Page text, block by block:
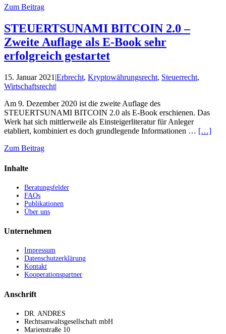
Zum Beitrag
STEUERTSUNAMI BITCOIN 2.0 –
Zweite Auflage als E-Book sehr
erfolgreich gestartet
15. Januar 2021 |Erbrecht, Kryptowährungsrecht, Steuerrecht,
Wirtschaftsrecht|
Am 9. Dezember 2020 ist die zweite Auflage des
STEUERTSUNAMI BITCOIN 2.0 als E-Book erschienen. Das
Werk hat sich mittlerweile als Einsteigerliteratur für Anleger
etabliert, kombiniert es doch grundlegende Informationen … […]
Zum Beitrag
Inhalte
Beratungsfelder
FAQs
Publikationen
Über uns
Unternehmen
Impressum
Datenschutzerklärung
Kontakt
Kooperationspartner
Anschrift
DR. ANDRES
Rechtsanwaltsgesellschaft mbH
Marienstraße 10